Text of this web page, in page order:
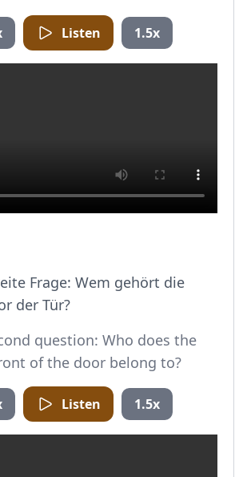
Listen 1.5x
Frage: Wem gehört die
der Tür?
question: Who does the
of the door belong to?
Listen 1.5x